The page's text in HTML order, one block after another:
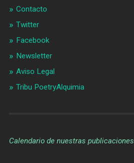
Contacto
Twitter
Facebook
Newsletter
Aviso Legal
Tribu PoetryAlquimia
Calendario de nuestras publicaciones